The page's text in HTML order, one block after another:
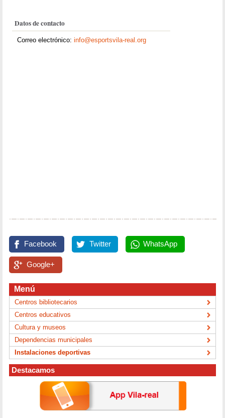
Datos de contacto
Correo electrónico:info@esportsvila-real.org
Facebook Twitter WhatsApp
Google+
Menú
Centros bibliotecarios
Centros educativos
Cultura y museos
Dependencias municipales
Instalaciones deportivas
Destacamos